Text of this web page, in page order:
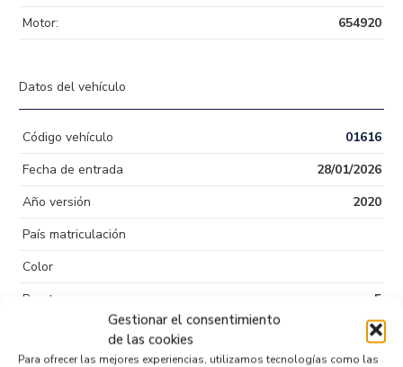
Gestionar el consentimiento
de las cookies
Para ofrecer las mejores experiencias, utilizamos tecnologías como las
Motor:
654920
Datos del vehículo
Código vehículo
01616
Fecha de entrada
28/01/2026
Año versión
2020
País matriculación
Color
Puertas
5
combustible
Diesel